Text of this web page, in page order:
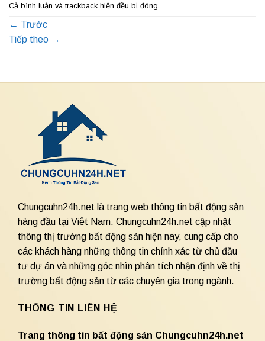
Cả bình luận và trackback hiện đều bị đóng.
← Trước
Tiếp theo →
Chungcuhn24h.net là trang web thông tin bất động sản
hàng đầu tại Việt Nam. Chungcuhn24h.net cập nhật
thông thị trường bất động sản hiện nay, cung cấp cho
các khách hàng những thông tin chính xác từ chủ đầu
tư dự án và những góc nhìn phân tích nhận định về thị
trường bất động sản từ các chuyên gia trong ngành.
THÔNG TIN LIÊN HỆ
Trang thông tin bất động sản Chungcuhn24h.net